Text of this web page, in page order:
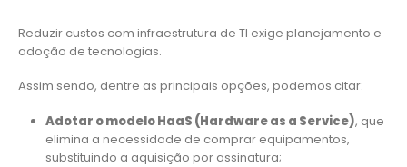
Reduzir custos com infraestrutura de TI exige planejamento e
adoção de tecnologias.
Assim sendo, dentre as principais opções, podemos citar:
Adotar o modelo HaaS (Hardware as a Service), que
elimina a necessidade de comprar equipamentos,
substituindo a aquisição por assinatura;